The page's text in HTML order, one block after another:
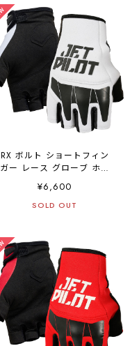
RX ボルト ショートフィン
ガー レース グローブ ホワ
イト JA25301 JETPILOT ジ
ェットパイロット
¥6,600
SOLD OUT